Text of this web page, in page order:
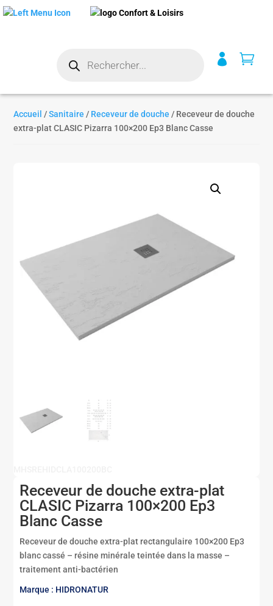
produits
 
Accueil /Sanitaire / Receveur de douche / Receveur de douche
extra-plat CLASIC Pizarra 100×200 Ep3 Blanc Casse
Receveur de douche extra-plat
CLASIC Pizarra 100×200 Ep3
Blanc Casse
Receveur de douche extra-plat rectangulaire 100×200 Ep3
blanc cassé – résine minérale teintée dans la masse –
traitement anti-bactérien
Marque : HIDRONATUR